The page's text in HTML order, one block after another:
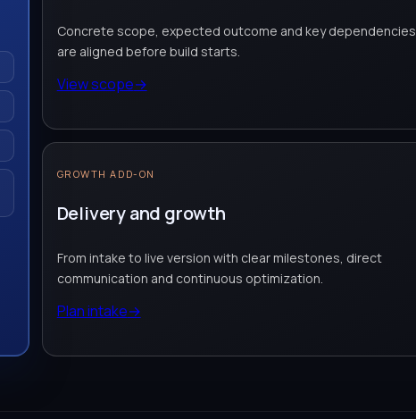
Concrete scope, expected outcome and key dependencies
are aligned before build starts.
View scope→
GROWTH ADD-ON
Delivery and growth
From intake to live version with clear milestones, direct
communication and continuous optimization.
Plan intake→